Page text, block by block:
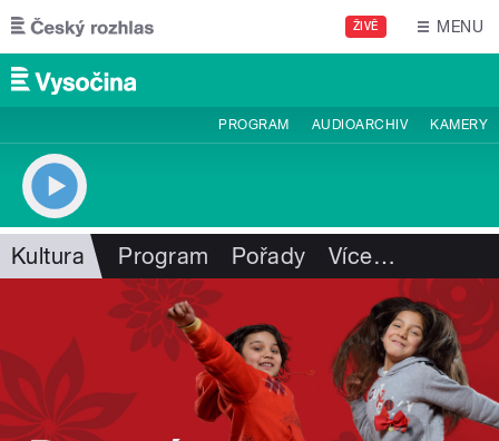
Přejít k hlavnímu obsahu
ŽIVĚ MENU
PROGRAM AUDIOARCHIV KAMERY
Kultura Program Pořady Více…